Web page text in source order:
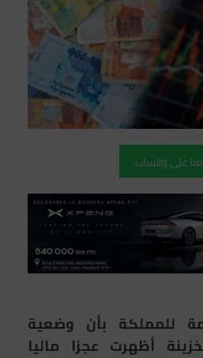
على واتساب
للمملكة بأن وضعية
أظهرت عجزا ماليا